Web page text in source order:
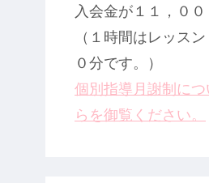
入会金が１１，００
（１時間はレッス
０分です。）
個別指導月謝制に
らを御覧ください。